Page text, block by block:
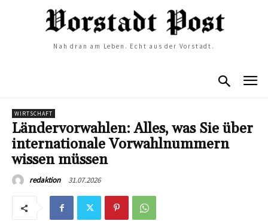
Nah dran am Leben. Echt aus der Vorstadt.
WIRTSCHAFT
Ländervorwahlen: Alles, was Sie über
internationale Vorwahlnummern
wissen müssen
redaktion 31.07.2026